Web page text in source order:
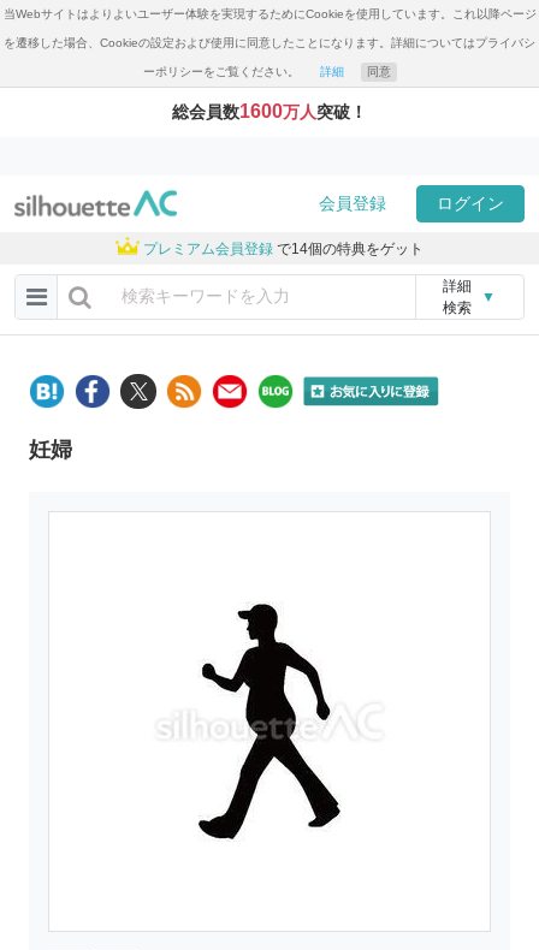
当Webサイトはよりよいユーザー体験を実現するためにCookieを使用しています。これ以降ページ
を遷移した場合、Cookieの設定および使用に同意したことになります。詳細についてはプライバシ
ーポリシーをご覧ください。 詳細 同意
総会員数1600万人突破！
会員登録 ログイン
プレミアム会員登録 で14個の特典をゲット
詳細
検索
▼
妊婦